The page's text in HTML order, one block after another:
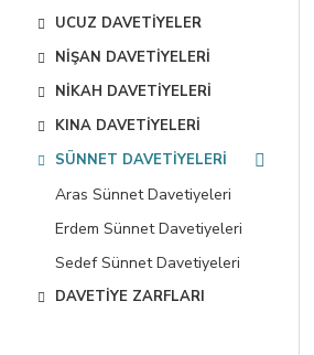
UCUZ DAVETIYELER
NIŞAN DAVETIYELERI
NIKAH DAVETIYELERI
KINA DAVETIYELERI
SÜNNET DAVETIYELERI
Aras Sünnet Davetiyeleri
Erdem Sünnet Davetiyeleri
Sedef Sünnet Davetiyeleri
DAVETIYE ZARFLARI